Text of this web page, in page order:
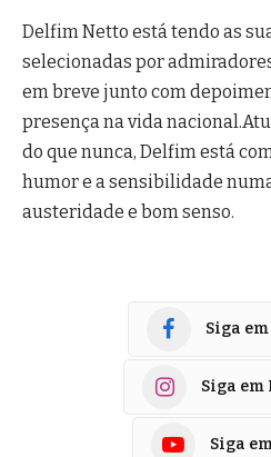
Delfim Netto está tendo as
selecionadas por
em breve junto com
presença na vida
do que nunca, Delfim está
humor e a sensibilidade
austeridade e bom senso.
Siga
Siga
Siga